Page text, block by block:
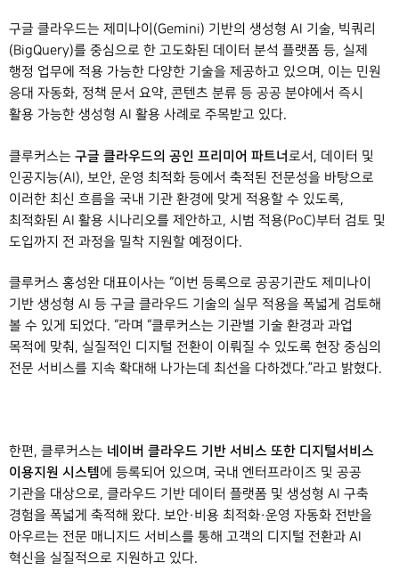
구글 클라우드는 제미나이(Gemini) 기반의 생성형 AI 기술, 빅쿼리
(BigQuery)를 중심으로 한 고도화된 데이터 분석 플랫폼 등, 실제
행정 업무에 적용 가능한 다양한 기술을 제공하고 있으며, 이는 민원
응대 자동화, 정책 문서 요약, 콘텐츠 분류 등 공공 분야에서 즉시
활용 가능한 생성형 AI 활용 사례로 주목받고 있다.
클루커스는 구글 클라우드의 공인 프리미어 파트너로서, 데이터 및
인공지능(AI), 보안, 운영 최적화 등에서 축적된 전문성을 바탕으로
이러한 최신 흐름을 국내 기관 환경에 맞게 적용할 수 있도록,
최적화된 AI 활용 시나리오를 제안하고, 시범 적용(PoC)부터 검토 및
도입까지 전 과정을 밀착 지원할 예정이다.
클루커스 홍성완 대표이사는 “이번 등록으로 공공기관도 제미나이
기반 생성형 AI 등 구글 클라우드 기술의 실무 적용을 폭넓게 검토해
볼 수 있게 되었다. “라며 “클루커스는 기관별 기술 환경과 과업
목적에 맞춰, 실질적인 디지털 전환이 이뤄질 수 있도록 현장 중심의
전문 서비스를 지속 확대해 나가는데 최선을 다하겠다.”라고 밝혔다.
한편, 클루커스는 네이버 클라우드 기반 서비스 또한 디지털서비스
이용지원 시스템에 등록되어 있으며, 국내 엔터프라이즈 및 공공
기관을 대상으로, 클라우드 기반 데이터 플랫폼 및 생성형 AI 구축
경험을 폭넓게 축적해 왔다. 보안·비용 최적화·운영 자동화 전반을
아우르는 전문 매니지드 서비스를 통해 고객의 디지털 전환과 AI
혁신을 실질적으로 지원하고 있다.